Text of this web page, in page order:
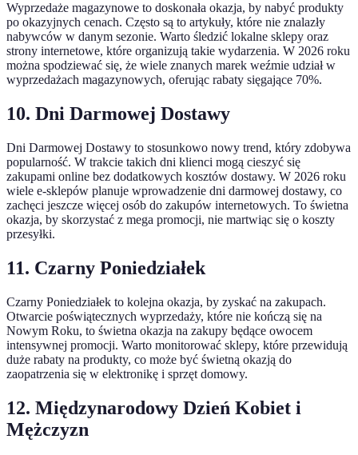
Wyprzedaże magazynowe to doskonała okazja, by nabyć produkty
po okazyjnych cenach. Często są to artykuły, które nie znalazły
nabywców w danym sezonie. Warto śledzić lokalne sklepy oraz
strony internetowe, które organizują takie wydarzenia. W 2026 roku
można spodziewać się, że wiele znanych marek weźmie udział w
wyprzedażach magazynowych, oferując rabaty sięgające 70%.
10. Dni Darmowej Dostawy
Dni Darmowej Dostawy to stosunkowo nowy trend, który zdobywa
popularność. W trakcie takich dni klienci mogą cieszyć się
zakupami online bez dodatkowych kosztów dostawy. W 2026 roku
wiele e-sklepów planuje wprowadzenie dni darmowej dostawy, co
zachęci jeszcze więcej osób do zakupów internetowych. To świetna
okazja, by skorzystać z mega promocji, nie martwiąc się o koszty
przesyłki.
11. Czarny Poniedziałek
Czarny Poniedziałek to kolejna okazja, by zyskać na zakupach.
Otwarcie poświątecznych wyprzedaży, które nie kończą się na
Nowym Roku, to świetna okazja na zakupy będące owocem
intensywnej promocji. Warto monitorować sklepy, które przewidują
duże rabaty na produkty, co może być świetną okazją do
zaopatrzenia się w elektronikę i sprzęt domowy.
12. Międzynarodowy Dzień Kobiet i
Mężczyzn